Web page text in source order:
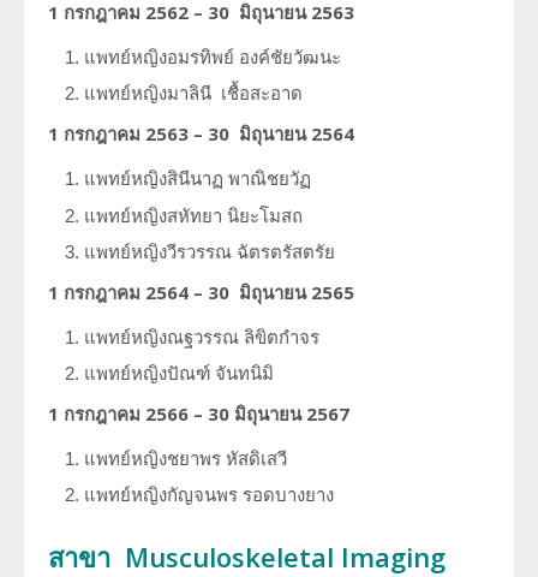
1 กรกฎาคม 2562 – 30 มิถุนายน 2563
แพทย์หญิงอมรทิพย์ องค์ชัยวัฒนะ
แพทย์หญิงมาลินี เชื้อสะอาด
1 กรกฎาคม 2563 – 30 มิถุนายน 2564
แพทย์หญิงสินีนาฏ พาณิชยวัฏ
แพทย์หญิงสหัทยา นิยะโมสถ
แพทย์หญิงวีรวรรณ ฉัตรตรัสตรัย
1 กรกฎาคม 2564 – 30 มิถุนายน 2565
แพทย์หญิงณฐวรรณ ลิขิตกำจร
แพทย์หญิงปัณฑ์ จันทนิมิ
1 กรกฎาคม 2566 – 30 มิถุนายน 2567
แพทย์หญิงชยาพร หัสดิเสวี
แพทย์หญิงกัญจนพร รอดบางยาง
สาขา Musculoskeletal Imaging